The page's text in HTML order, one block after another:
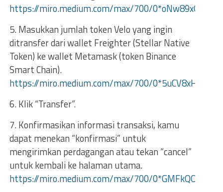
https://miro.medium.com/max/700/
5. Masukkan jumlah token Velo yang ingin
ditransfer dari wallet Freighter (Stellar Native
Token) ke wallet Metamask (token Binance
Smart Chain).
https://miro.medium.com/max/700/
6. Klik “Transfer”.
7. Konfirmasikan informasi transaksi, kamu
dapat menekan “konfirmasi” untuk
mengirimkan perdagangan atau tekan “cancel”
untuk kembali ke halaman utama.
https://miro.medium.com/max/700/